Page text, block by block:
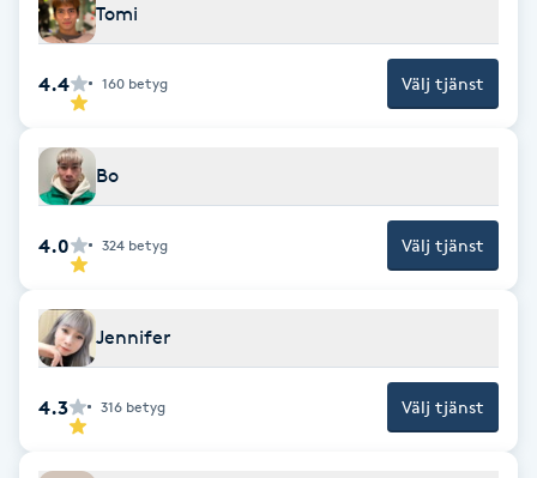
Föning
Gel naglar
Gelenaglar
Gellack
Gellack med förstärkning
Gravidyoga
Tomi
4.4 160 betyg Välj tjänst
Bo
4.0 324 betyg Välj tjänst
Jennifer
4.3 316 betyg Välj tjänst